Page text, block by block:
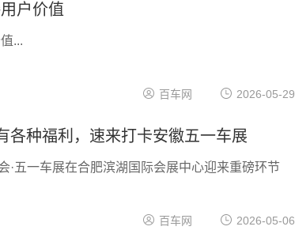
户价值
...
百车网 2026-05-29
各种福利，速来打卡安徽五一车展
·五一车展在合肥滨湖国际会展中心迎来重磅环节
百车网 2026-05-06